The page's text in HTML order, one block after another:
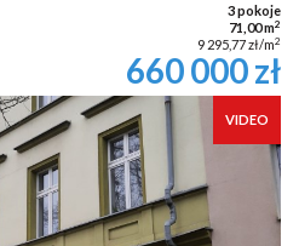
3 pokoje
71,00 m2
9 295,77 zł/m2
660 000 zł
VIDEO